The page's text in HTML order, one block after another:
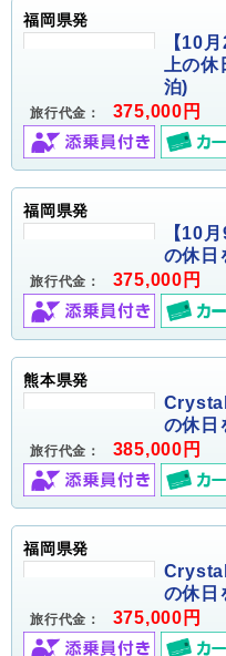
福岡県発
【10
上の
泊)
旅行代金： 375,000円
福岡県発
【10
の休日
旅行代金： 375,000円
熊本県発
の休日
旅行代金： 385,000円
福岡県発
の休日
旅行代金： 375,000円